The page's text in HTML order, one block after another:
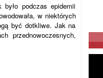
było podczas epidemii
w niektórych
być dotkliwe. Jak na
przednowoczesnych,